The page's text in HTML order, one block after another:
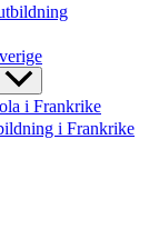
i Frankrike
i Frankrike